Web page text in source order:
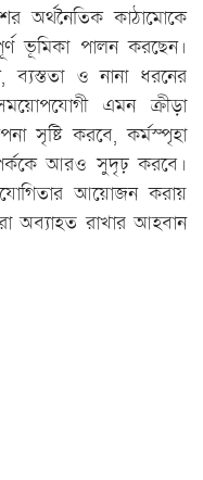
অর্থনৈতিক কাঠামোকে
ভূমিকা পালন করছেন।
ও নানা ধরনের
এমন ক্রীড়া
সৃষ্টি করবে, কর্মস্পৃহা
আরও সুদৃঢ় করবে।
আয়োজন করায়
অব্যাহত রাখার আহবান